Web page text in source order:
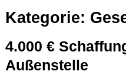
Service
Spendenvorschlag
Kategorie:
4.000 €
Außenstelle